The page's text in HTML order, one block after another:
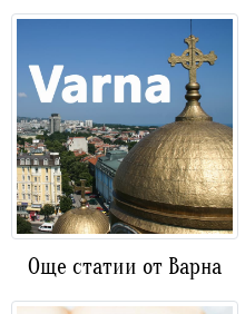
Още статии от Варна